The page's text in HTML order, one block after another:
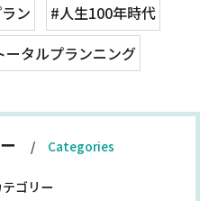
ン
#人生100年時代
ータルプランニング
Categories
ゴリー